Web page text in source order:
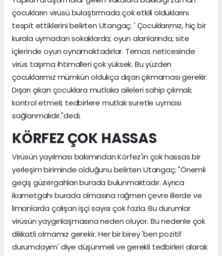
çocukların virüsü bulaştırmada çok etkili olduklarını
tespit ettiklerini belirten Utangaç; ' Çocuklarımız, hiç bir
kurala uymadan sokaklarda; oyun alanlarında; site
içlerinde oyun oynamaktadırlar. Temas neticesinde
virüs taşıma ihtimalleri çok yüksek. Bu yüzden
çocuklarımız mümkün oldukça dışarı çıkmaması gerekir.
Dışarı çıkan çocuklara mutlaka aileleri sahip çıkmalı;
kontrol etmeli; tedbirlere mutlak suretle uyması
sağlanmalıdır."dedi.
KÖRFEZ ÇOK HASSAS
Virüsün yayılması bakımından Körfez'in çok hassas bir
yerleşim biriminde olduğunu belirten Utangaç; "Önemli
geçiş güzergahları burada bulunmaktadır. Ayrıca
ikametgahı burada olmasına rağmen çevre illerde ve
limanlarda çalışan işçi sayısı çok fazla. Bu durumlar
virüsün yaygınlaşmasına neden oluyor. Bu nedenle çok
dikkatli olmamız gerekir. Her bir birey 'ben pozitif
durumdayım' diye düşünmeli ve gerekli tedbirleri alarak